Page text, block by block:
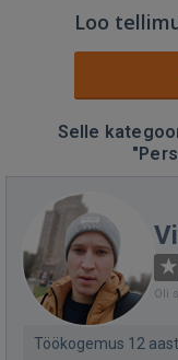
Loo
Selle
Oli
Töökogemus 12